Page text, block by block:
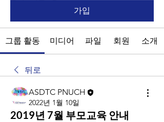
가입
그룹 활동 미디어 파일 회원 소개
뒤로
ASDTC PNUCH
2022년 1월 10일
2019년 7월 부모교육 안내